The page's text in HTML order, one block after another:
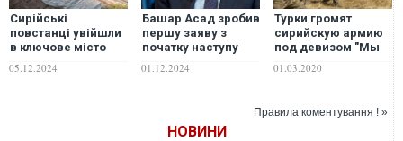
Сирійські
повстанці увійшли
в ключове місто
Башара Асада
05.12.2024
Башар Асад зробив
першу заяву з
початку наступу
01.12.2024
Турки громят
сирийскую армию
под девизом "Мы
всей видимости,
повторить", –
01.03.2020
Правила коментування ! »
НОВИНИ